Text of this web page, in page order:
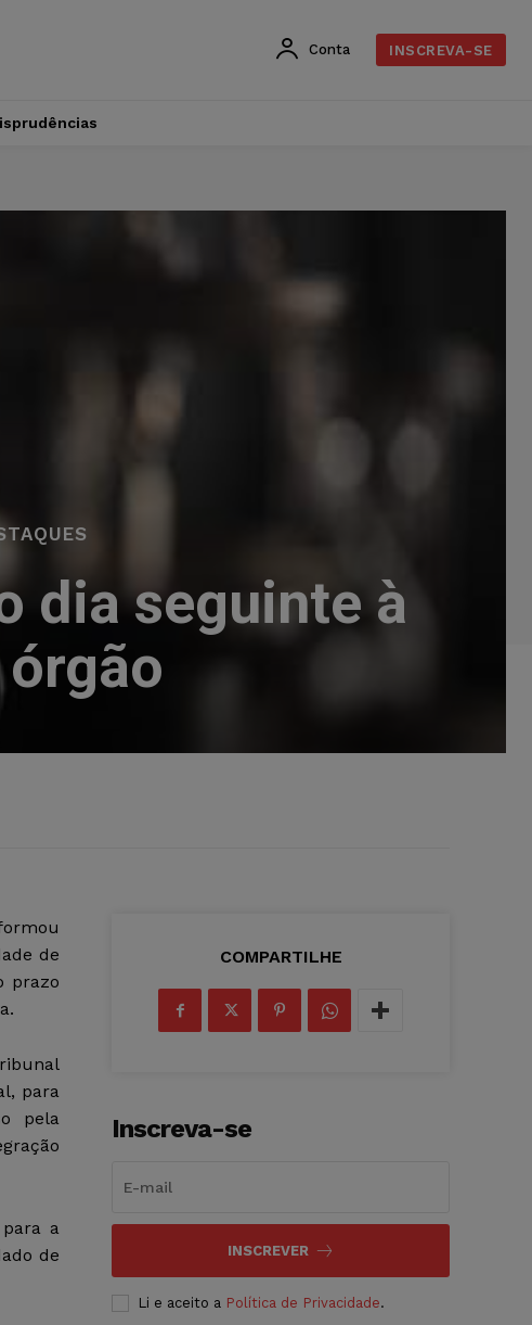
Conta INSCREVA-SE
dia seguinte à
de
prazo
para
pela
a
de
COMPARTILHE
Inscreva-se
INSCREVER
Li e aceito a Política de Privacidade.